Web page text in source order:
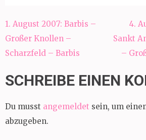
Beitragsnavigation
1. August 2007: Barbis –
Großer Knollen –
Scharzfeld – Barbis
4.
Sankt
–
SCHREIBE EINEN
Du musst angemeldet sein, um
abzugeben.